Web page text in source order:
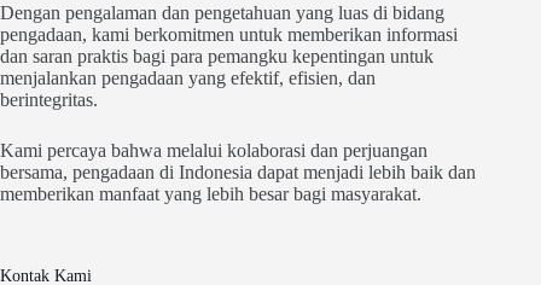
Dengan pengalaman dan pengetahuan yang luas di bidang
pengadaan, kami berkomitmen untuk memberikan informasi
dan saran praktis bagi para pemangku kepentingan untuk
menjalankan pengadaan yang efektif, efisien, dan
berintegritas.
Kami percaya bahwa melalui kolaborasi dan perjuangan
bersama, pengadaan di Indonesia dapat menjadi lebih baik dan
memberikan manfaat yang lebih besar bagi masyarakat.
Kontak Kami